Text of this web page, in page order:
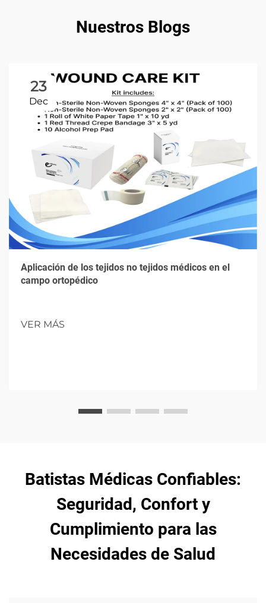
Nuestros Blogs
23
Dec
Aplicación de los tejidos no tejidos médicos en el
campo ortopédico
VER MÁS
Batistas Médicas Confiables:
Seguridad, Confort y
Cumplimiento para las
Necesidades de Salud